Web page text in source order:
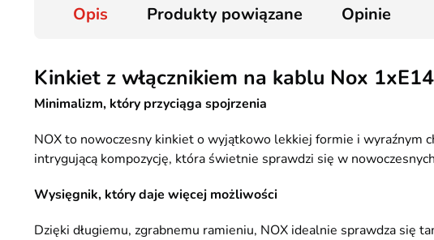
Opis Produkty powiązane Opinie
Kinkiet z włącznikiem na kablu Nox
Minimalizm, który przyciąga spojrzenia
NOX to nowoczesny kinkiet o wyjątkowo lekkiej formie i wyraźnym
intrygującą kompozycję, która świetnie sprawdzi się w
Wysięgnik, który daje więcej możliwości
Dzięki długiemu, zgrabnemu ramieniu, NOX idealnie sprawdza się